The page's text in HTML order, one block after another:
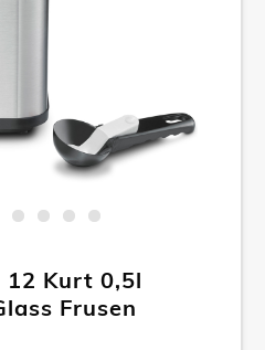
12 Kurt 0,5l
Frusen